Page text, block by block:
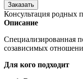
Заказать
Консультация родных
Описание
Специализированная
созависимых
Для кого подходит